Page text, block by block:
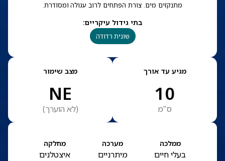
מתנקזים מים. צורת הפתחים לרוב עגולה ומסודרת.
בתי גידול עיקריים:
שונית רדודה
מגיע עד אורך
10
ס”מ
מצב שימור
NE
(לא הוערך)
ממלכה
בעלי חיים
מערכה
מיתרניים
מחלקה
איצטלנים